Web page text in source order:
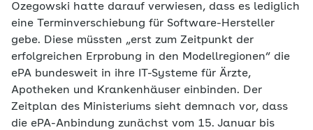
Ozegowski hatte darauf verwiesen, dass es lediglich
eine Terminverschiebung für Software-Hersteller
gebe. Diese müssten „erst zum Zeitpunkt der
erfolgreichen Erprobung in den Modellregionen“ die
ePA bundesweit in ihre IT-Systeme für Ärzte,
Apotheken und Krankenhäuser einbinden. Der
Zeitplan des Ministeriums sieht demnach vor, dass
die ePA-Anbindung zunächst vom 15. Januar bis